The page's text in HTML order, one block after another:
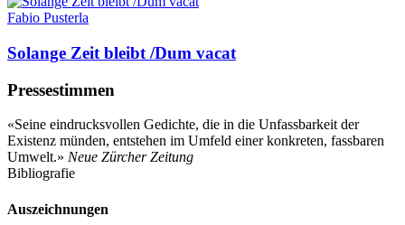
Fabio Pusterla
Solange Zeit bleibt /Dum vacat
Pressestimmen
«Seine eindrucksvollen Gedichte, die in die Unfassbarkeit der
Existenz münden, entstehen im Umfeld einer konkreten, fassbaren
Umwelt.» Neue Zürcher Zeitung
Bibliografie
Auszeichnungen